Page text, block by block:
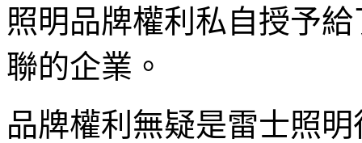
照明品牌權利私自授予
聯的企業。
品牌權利無疑是雷士照